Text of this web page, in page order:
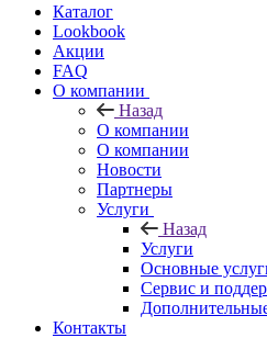
Каталог
Lookbook
Акции
FAQ
О компании
Назад
О компании
О компании
Новости
Партнеры
Услуги
Назад
Услуги
Основные
Сервис и
Контакты